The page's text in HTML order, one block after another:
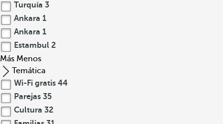
Turquía 3
Ankara 1
Ankara 1
Estambul 2
Más Menos
Temática
Wi-Fi gratis 44
Parejas 35
Cultura 32